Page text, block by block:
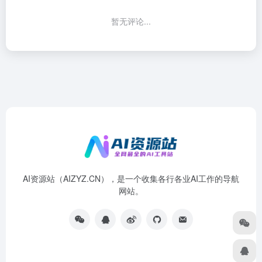
暂无评论...
AI资源站（AIZYZ.CN），是一个收集各行各业AI工作的导航
网站。